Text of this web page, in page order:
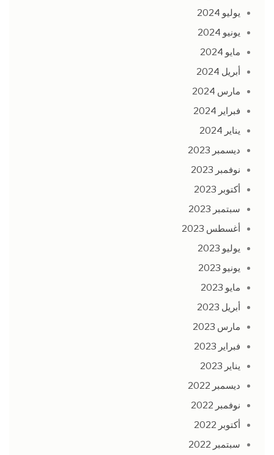
يوليو 2024
يونيو 2024
مايو 2024
أبريل 2024
مارس 2024
فبراير 2024
يناير 2024
ديسمبر 2023
نوفمبر 2023
أكتوبر 2023
سبتمبر 2023
أغسطس 2023
يوليو 2023
يونيو 2023
مايو 2023
أبريل 2023
مارس 2023
فبراير 2023
يناير 2023
ديسمبر 2022
نوفمبر 2022
أكتوبر 2022
سبتمبر 2022